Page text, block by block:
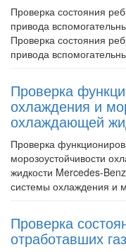
Проверка состояния
привода
Проверка состояния
привода
Проверка
охлаждения и
охлаждающей
Проверка
морозоустойчивости
жидкости Mercedes-
системы охлаждения и
Проверка
отработавших